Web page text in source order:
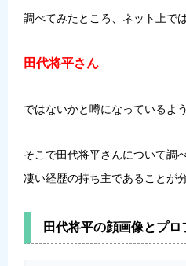
調べてみたところ、ネット上で
田代将平さん
ではないかと噂になっているよう
そこで田代将平さんについて調
凄い経歴の持ち主であることが
田代将平の顔画像とプロ